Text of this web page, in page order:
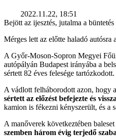
2022.11.22, 18:51
Bejött az ijesztés, jutalma a büntetés
Mérges lett az előtte haladó
A Győr-Moson-Sopron Megyei
autópályán Budapest irányába a
sértett 82 éves felesége tartózkodott.
A vádlott felháborodott azon, hogy
sértett az előzést befejezte és
kamion is fékezni kényszerült, és a
A manőverek következtében
szemben három évig terjedő